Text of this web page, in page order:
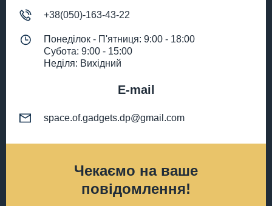
+38(050)-163-43-22
Понеділок - П'ятниця: 9:00 - 18:00
Субота: 9:00 - 15:00
Неділя: Вихідний
E-mail
space.of.gadgets.dp@gmail.com
Чекаємо на ваше
повідомлення!